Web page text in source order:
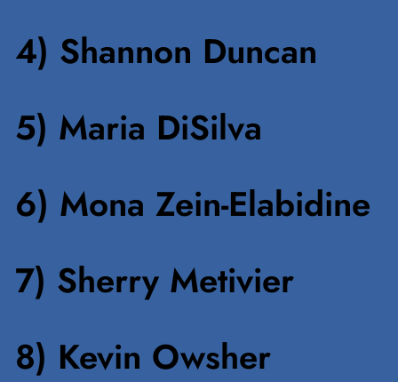
4) Shannon Duncan
5) Maria DiSilva
6) Mona Zein-Elabidine
7) Sherry Metivier
8) Kevin Owsher